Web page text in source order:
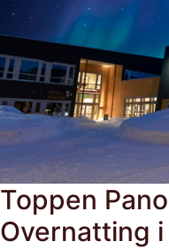
Toppen
Overnatting